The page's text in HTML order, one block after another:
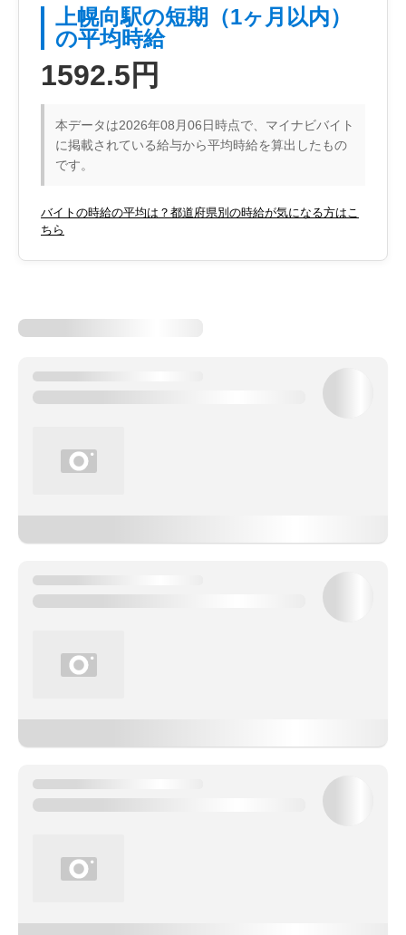
上幌向駅の短期（1ヶ月以内）
の平均時給
1592.5円
本データは2026年08月06日時点で、マイナビバイト
に掲載されている給与から平均時給を算出したもの
です。
バイトの時給の平均は？都道府県別の時給が気になる方はこ
ちら